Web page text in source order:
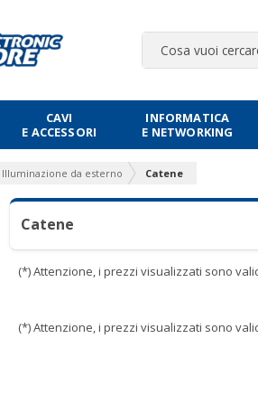
CAVI
E ACCESSORI
INFORMATICA
E NETWORKING
Illuminazione da esterno Catene
Catene
(*) Attenzione, i prezzi visualizzati sono
(*) Attenzione, i prezzi visualizzati sono